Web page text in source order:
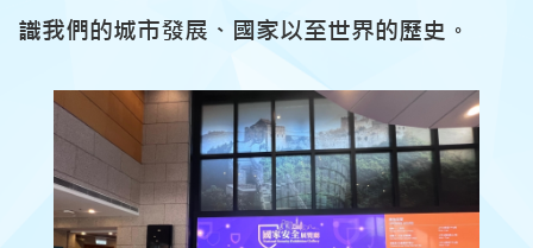
識我們的城市發展、國家以至世界的歷史。